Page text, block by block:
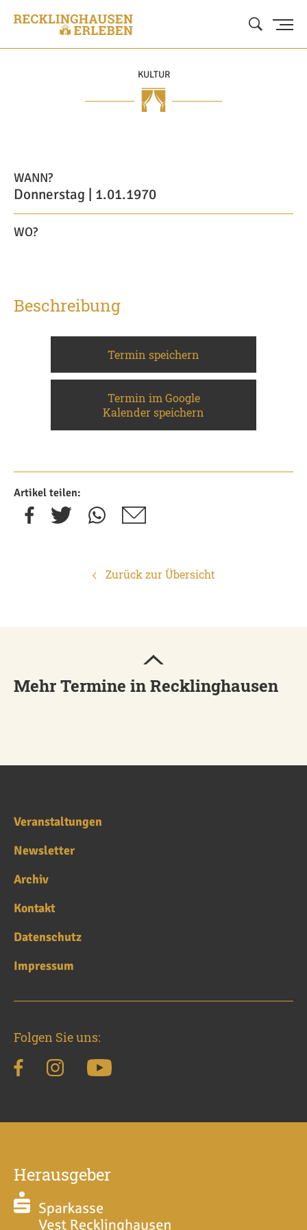
KULTUR
WANN?
Donnerstag | 1.01.1970
WO?
Beschreibung
Termin speichern
Termin im Google
Kalender speichern
Artikel teilen:
Zurück zur Übersicht
Mehr Termine in Recklinghausen
Veranstaltungen
Newsletter
Archiv
Kontakt
Datenschutz
Impressum
Folgen Sie uns:
Herausgeber